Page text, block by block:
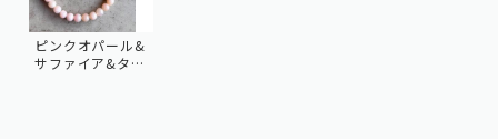
ピンクオパール&
サファイア&タン